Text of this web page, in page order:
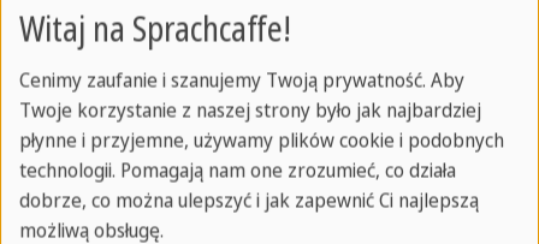
wierzeń tradycyjnych, w siódmym miesiącu w
kalendarzu księżycowym niespokojne duchy
wędrują po ziemi. Wielu Chińczyków "karmi" swoich
przodków, aby je uspokoić.
Festiwal ten bardzo przypomina Halloween, ale
jest on również nierozerwalnie związany z chińską
praktyką kultu przodków. Dla zwiedzających jest to
Witaj na Sprachcaffe!
Cenimy zaufanie i szanujemy Twoją prywatność. Aby
Twoje korzystanie z naszej strony było jak najbardziej
płynne i przyjemne, używamy plików cookie i podobnych
technologii. Pomagają nam one zrozumieć, co działa
dobrze, co można ulepszyć i jak zapewnić Ci najlepszą
możliwą obsługę.